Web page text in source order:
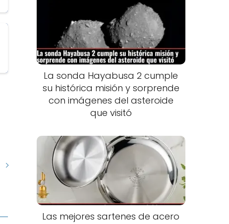
La sonda Hayabusa 2 cumple
su histórica misión y sorprende
con imágenes del asteroide
que visitó
Las mejores sartenes de acero